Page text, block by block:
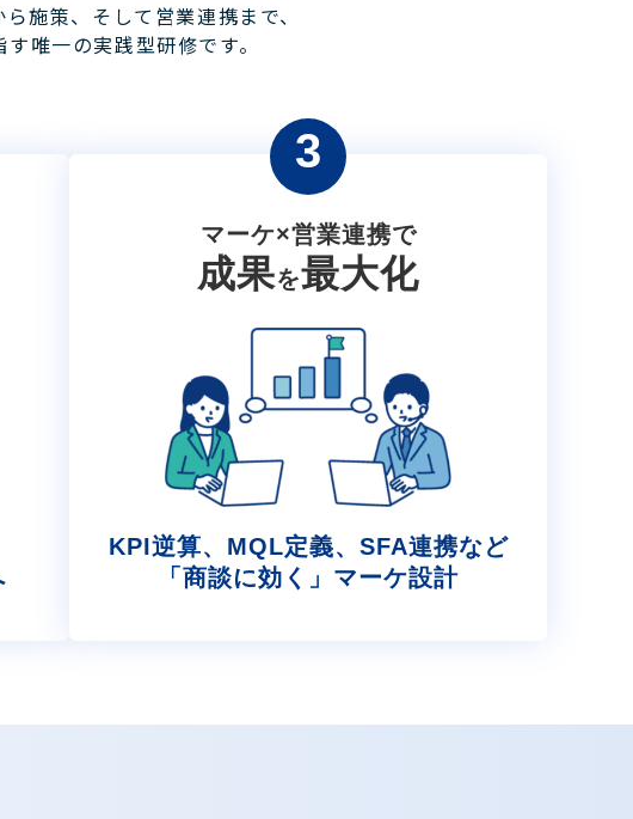
施策、そして営業連携まで、
唯一の実践型研修です。
3
マーケ×営業連携で
成果を最大化
KPI逆算、MQL定義、SFA連携など
「商談に効く」マーケ設計